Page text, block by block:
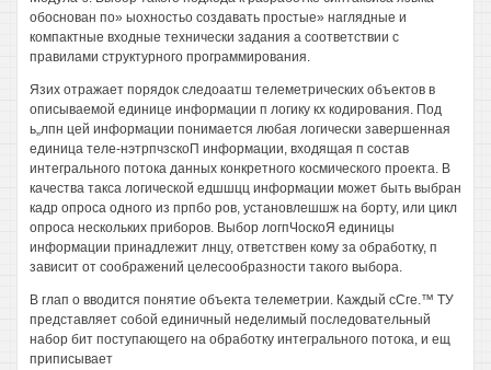
обоснован по» ыохностьо создавать простые» наглядные и
компактные входные технически задания а соответствии с
правилами структурного программирования.
Язих отражает порядок следоаатш телеметрических объектов в
описываемой единице информации п логику кх кодирования. Под
ь„лпн цей информации понимается любая логически завершенная
единица теле-нэтрпчзскоП информации, входящая п состав
интегрального потока данных конкретного космического проекта. В
качества такса логической едшшцц информации может быть выбран
кадр опроса одного из прпбо ров, установлешшж на борту, или цикл
опроса нескольких приборов. Выбор логпЧоскоЯ единицы
информации принадлежит лнцу, ответствен кому за обработку, п
зависит от соображений целесообразности такого выбора.
В глап о вводится понятие объекта телеметрии. Каждый сСге.™ ТУ
представляет собой единичный неделимый последовательный
набор бит поступающего на обработку интегрального потока, и ещ
приписывает